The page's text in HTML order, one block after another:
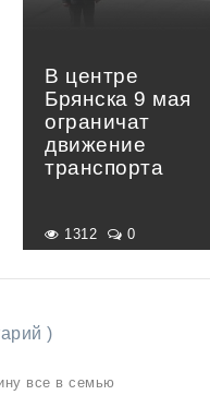
В центре
Брянска 9 мая
ограничат
движение
транспорта
1312 0
)
все в семью